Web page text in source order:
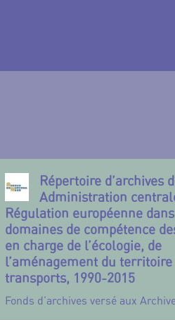
Répertoire d’archives
Administration
Régulation européenne
domaines de compétence
en charge de l’écologie, de
l’aménagement du territoire
transports, 1990-2015
Fonds d’archives versé aux